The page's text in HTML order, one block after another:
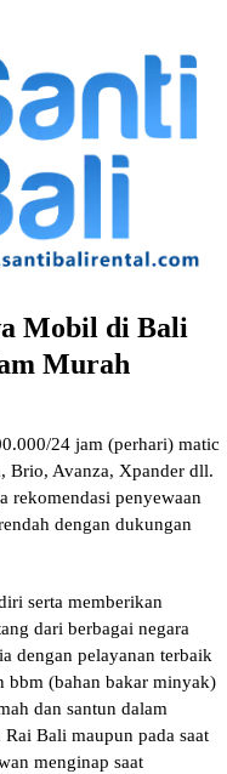
Mobil di Bali
Murah
24 jam (perhari) matic
Brio, Avanza, Xpander dll.
rekomendasi penyewaan
dengan dukungan
serta memberikan
dari berbagai negara
dengan pelayanan terbaik
bbm (bahan bakar minyak)
dan santun dalam
Bali maupun pada saat
menginap saat